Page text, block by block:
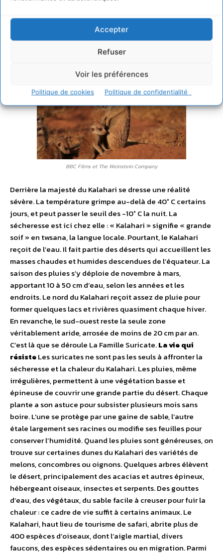
Accepter
Refuser
Voir les préférences
Politique de cookies Politique de confidentialité
au blanc. L’aridité du désert ne parvient pas à éteindre la
étendues vierges : à la douce lumière de l’aube succède
l’éclat cru du zénith, qui laisse sa place, chaque soir, à un
bain de couleurs orangées.Un milieu hostile
BBC Films et The Weinstein Company
Derrière la majesté du Kalahari se dresse une réalité
sévère. La température grimpe au-delà de 40° C certains
jours, et peut passer le seuil des -10° C la nuit. La
sécheresse est ici chez elle : « Kalahari » signifie « grande
soif » en twsana, la langue locale. Pourtant, le Kalahari
reçoit de l’eau. Il fait partie des déserts qui accueillent les
masses chaudes et humides descendues de l’équateur. La
saison des pluies s’y déploie de novembre à mars,
apportant 10 à 50 cm d’eau, selon les années et les
endroits. Le nord du Kalahari reçoit assez de pluie pour
former quelques lacs et rivières quasiment chaque hiver.
En revanche, le sud-ouest reste la seule zone
véritablement aride, arrosée de moins de 20 cm par an.
C’est là que se déroule La Famille Suricate.La vie qui
résisteLes suricates ne sont pas les seuls à affronter la
sécheresse et la chaleur du Kalahari. Les pluies, même
irrégulières, permettent à une végétation basse et
épineuse de couvrir une grande partie du désert. Chaque
plante a son astuce pour subsister plusieurs mois sans
boire. L’une se protège par une gaine de sable, l’autre
étale largement ses racines ou modifie ses feuilles pour
conserver l’humidité. Quand les pluies sont généreuses, on
trouve sur certaines dunes du Kalahari des variétés de
melons, concombres ou oignons. Quelques arbres élèvent
le désert, principalement des acacias et autres épineux,
hébergeant oiseaux, insectes et serpents. Des gouttes
d’eau, des végétaux, du sable facile à creuser pour fuir la
chaleur : ce cadre de vie suffit à certains animaux. Le
Kalahari, haut lieu de tourisme de safari, abrite plus de
400 espèces d’oiseaux, dont l’aigle martial, divers
faucons, des espèces sédentaires ou en migration. Parmi